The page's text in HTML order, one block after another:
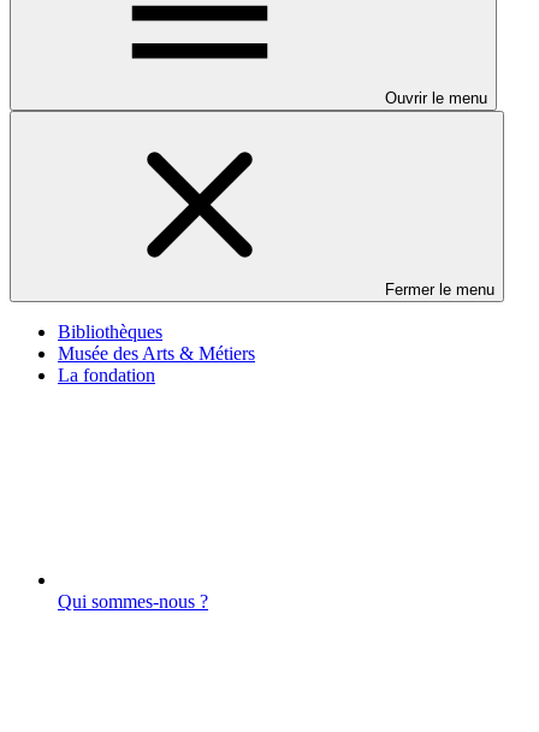
Ouvrir le menu
Fermer le menu
Bibliothèques
Musée des Arts & Métiers
La fondation
Qui sommes-nous ?